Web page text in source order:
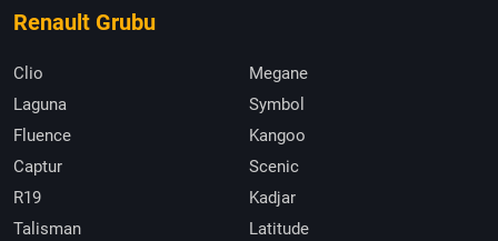
Renault Grubu
Clio
Megane
Laguna
Symbol
Fluence
Kangoo
Captur
Scenic
R19
Kadjar
Talisman
Latitude